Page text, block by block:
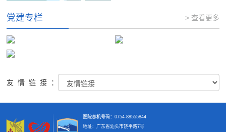
党建专栏 > 查看更多
友情链接：
医院总机号码：0754-88555844
地址：广东省汕头市饶平路7号